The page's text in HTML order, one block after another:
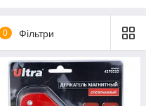
0 Фільтри